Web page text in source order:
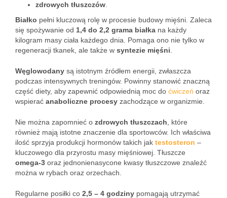
zdrowych tłuszczów
Białko pełni kluczową rolę w procesie budowy mięśni. Zaleca
się spożywanie od 1,4 do 2,2 grama białka na każdy
kilogram masy ciała każdego dnia. Pomaga ono nie tylko w
regeneracji tkanek, ale także w syntezie mięśni
Węglowodany są istotnym źródłem energii, zwłaszcza
podczas intensywnych treningów. Powinny stanowić znaczną
część diety, aby zapewnić odpowiednią moc do ćwiczeń oraz
wspierać anaboliczne procesy zachodzące w organizmie.
Nie można zapomnieć o zdrowych tłuszczach , które
również mają istotne znaczenie dla sportowców. Ich właściwa
ilość sprzyja produkcji hormonów takich jak testosteron –
kluczowego dla przyrostu masy mięśniowej. Tłuszcze
omega-3 oraz jednonienasycone kwasy tłuszczowe znaleźć
można w rybach oraz orzechach.
Regularne posiłki co 2,5 – 4 godziny pomagają utrzymać